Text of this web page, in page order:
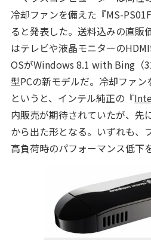
冷却ファンを備えた『MS-
ると発表した。送料込みの直販
はテレビや液晶モニターの
OSがWindows 8.1 with Bing（
型PCの新モデルだ。冷却ファン
というと、インテル純正の『
内販売が期待されていたが、先
から出た形となる。いずれも、
高負荷時のパフォーマンス低下